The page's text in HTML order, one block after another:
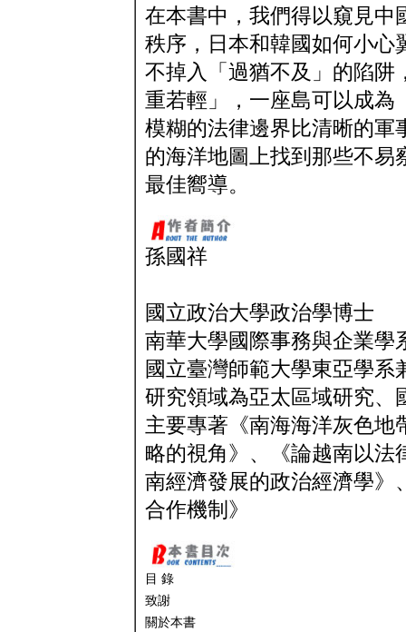
在本書中，我們得以窺見中
秩序，日本和韓國如何小心
不掉入「過猶不及」的陷阱
重若輕」，一座島可以成為
模糊的法律邊界比清晰的軍
的海洋地圖上找到那些不易
最佳嚮導。
孫國祥
國立政治大學政治學博士
南華大學國際事務與企業學
國立臺灣師範大學東亞學系
研究領域為亞太區域研究、
主要專著《南海海洋灰色地
略的視角》、《論越南以法
南經濟發展的政治經濟學》
合作機制》
目 錄
致謝
關於本書